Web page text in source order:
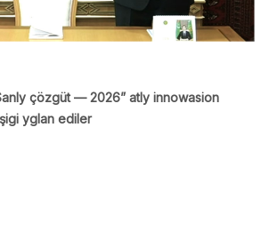
çözgüt — 2026” atly innowasion
yglan ediler